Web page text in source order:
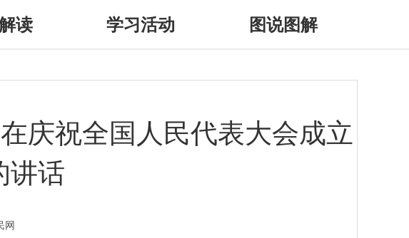
读 学习活动 图说图解
庆祝全国人民代表大会成立
讲话
网